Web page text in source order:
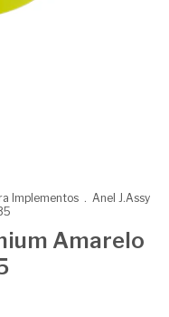
Implementos . Anel J.Assy
Amarelo